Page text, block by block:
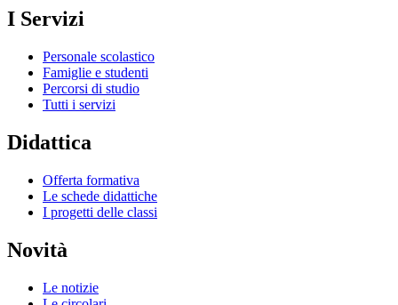
I Servizi
Personale scolastico
Famiglie e studenti
Percorsi di studio
Tutti i servizi
Didattica
Offerta formativa
Le schede didattiche
I progetti delle classi
Novità
Le notizie